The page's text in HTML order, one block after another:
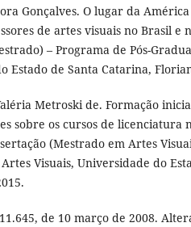
Gonçalves. O lugar da
de artes visuais no Brasil e
– Programa de Pós-
Estado de Santa Catarina,
Metroski de. Formação
sobre os cursos de licenciatura
(Mestrado em Artes
Visuais, Universidade do
de 10 março de 2008.